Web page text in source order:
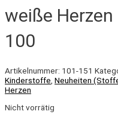
weiße
100
Artikelnummer: 101-151
Kinderstoffe Neuheiten
Herzen
Nicht vorrätig